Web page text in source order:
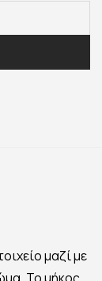
μαζί με